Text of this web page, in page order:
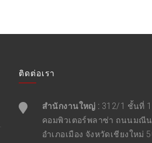
ติดต่อเรา
สำนักงานใหญ่ : 312/1 ชั้นที่ 1
คอมพิวเตอร์พลาซ่า ถนนมณี
อำเภอเมือง จังหวัดเชียงใหม่